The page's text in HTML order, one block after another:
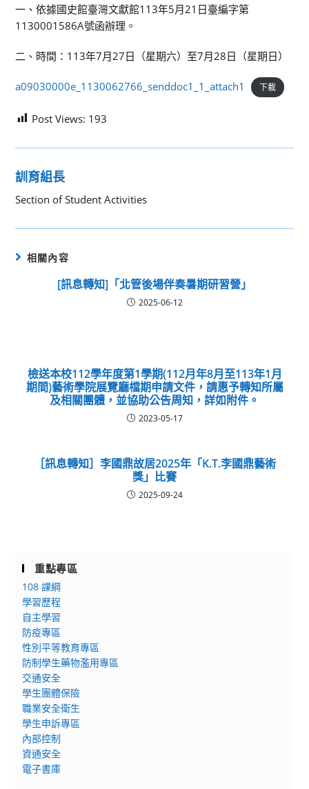
一、依據國史館臺灣文獻館113年5月21日臺編字第
1130001586A號函辦理。
二、時間：113年7月27日（星期六）至7月28日（星期日）
a09030000e_1130062766_senddoc1_1_attach1 下載
Post Views: 193
訓育組長
Section of Student Activities
相關內容
[訊息轉知]「北管後場伴奏暑期研習營」
2025-06-12
檢送本校112學年度第1學期(112月年8月至113年1月
期間)藝術學院展覽廳檔期申請文件，請惠予轉知所屬
及相關團體，並協助公告周知，詳如附件。
2023-05-17
［訊息轉知］李國鼎故居2025年「K.T.李國鼎藝術
獎」比賽
2025-09-24
重點專區
108 課綱
學習歷程
自主學習
防疫專區
性別平等教育專區
防制學生藥物濫用專區
交通安全
學生團體保險
職業安全衛生
學生申訴專區
內部控制
資通安全
電子書庫